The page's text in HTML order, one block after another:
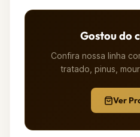
Gostou do
Confira nossa linha
tratado, pinus,
Ver